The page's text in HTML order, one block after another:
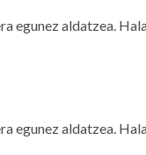
egunez aldatzea.
egunez aldatzea.